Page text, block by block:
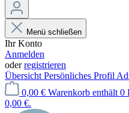
Menü schließen
Ihr Konto
Anmelden
oderregistrieren
Übersicht Persönliches Profil
0,00 € Warenkorb enthält 0
0,00 €.